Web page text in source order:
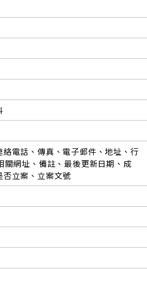
電話、傳真、電子郵件、地址、行
關網址、備註、最後更新日期、成
立案、立案文號